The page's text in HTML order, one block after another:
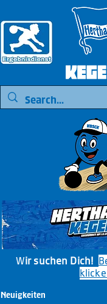
Wir suchen Dich!
Neuigkeiten